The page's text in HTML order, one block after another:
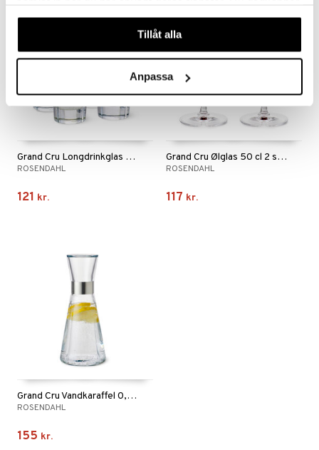
våra cookies vid fortsatt användande av vår webbplats.
Tillåt alla
Anpassa
Grand Cru Longdrinkglas 30 cl 4 stk.
ROSENDAHL
121 kr.
Grand Cru Ølglas 50 cl 2 stk.
ROSENDAHL
117 kr.
Grand Cru Vandkaraffel 0,9 cl
ROSENDAHL
155 kr.